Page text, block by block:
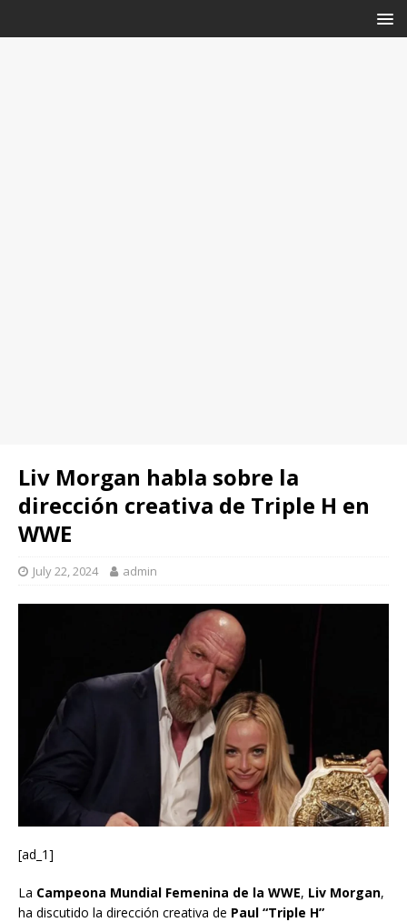
Liv Morgan habla sobre la
dirección creativa de Triple H en
WWE
July 22, 2024 admin
[ad_1]
La Campeona Mundial Femenina de la WWE, Liv Morgan,
ha discutido la dirección creativa de Paul “Triple H”